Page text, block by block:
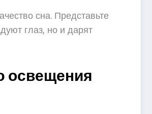
сна. Представьте
глаз, но и дарят
освещения